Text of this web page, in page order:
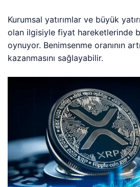
Kurumsal yatırımlar ve büyük
olan ilgisiyle fiyat hareketlerinde
oynuyor. Benimsenme oranının
kazanmasını sağlayabilir.